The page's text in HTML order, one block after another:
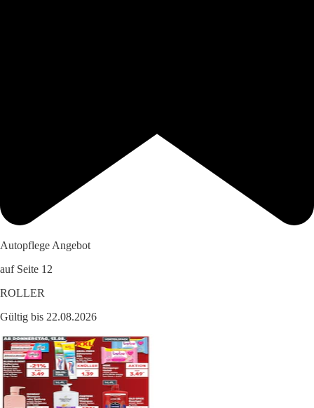
Autopflege Angebot
auf Seite 12
ROLLER
Gültig bis 22.08.2026